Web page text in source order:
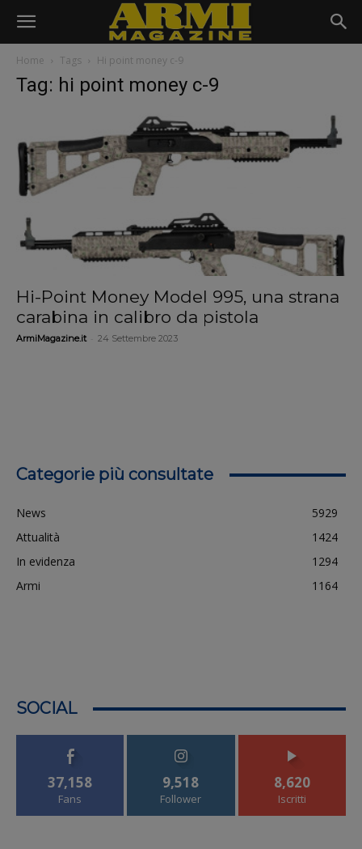
Home Tags Hi point money c-9
Tag: hi point money c-9
Hi-Point Money Model 995, una strana
carabina in calibro da pistola
ArmiMagazine.it 24 Settembre 2023
Categorie più consultate
News
5929
Attualità
1424
In evidenza
1294
Armi
1164
SOCIAL
37,158
Fans
9,518
Follower
8,620
Iscritti